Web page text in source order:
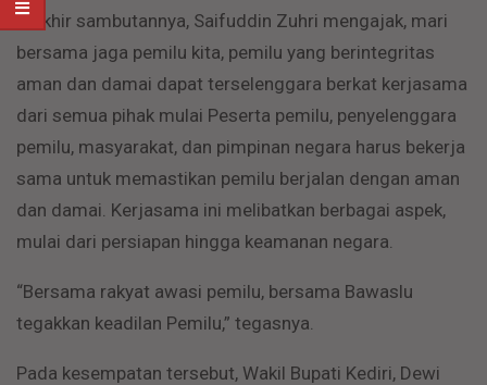
Diakhir sambutannya, Saifuddin Zuhri mengajak, mari
bersama jaga pemilu kita, pemilu yang berintegritas
aman dan damai dapat terselenggara berkat kerjasama
dari semua pihak mulai Peserta pemilu, penyelenggara
pemilu, masyarakat, dan pimpinan negara harus bekerja
sama untuk memastikan pemilu berjalan dengan aman
dan damai. Kerjasama ini melibatkan berbagai aspek,
mulai dari persiapan hingga keamanan negara.
“Bersama rakyat awasi pemilu, bersama Bawaslu
tegakkan keadilan Pemilu,” tegasnya.
Pada kesempatan tersebut, Wakil Bupati Kediri, Dewi